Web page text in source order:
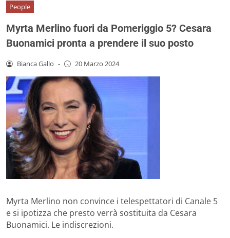
People
Myrta Merlino fuori da Pomeriggio 5? Cesara
Buonamici pronta a prendere il suo posto
Bianca Gallo - 20 Marzo 2024
Myrta Merlino non convince i telespettatori di Canale 5
e si ipotizza che presto verrà sostituita da Cesara
Buonamici. Le indiscrezioni.